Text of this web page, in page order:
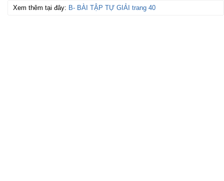
Xem thêm tại đây: B- BÀI TẬP TỰ GIẢI trang 40